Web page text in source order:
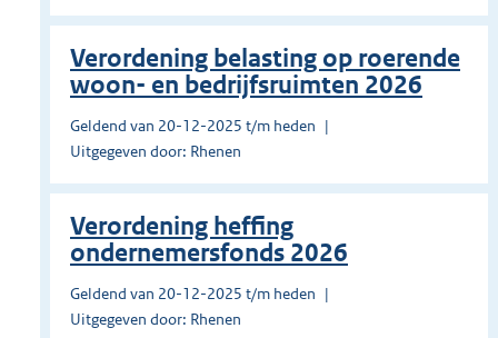
Verordening belasting op roerende
woon- en bedrijfsruimten 2026
Geldend van 20-12-2025 t/m heden
Uitgegeven door: Rhenen
Verordening heffing
ondernemersfonds 2026
Geldend van 20-12-2025 t/m heden
Uitgegeven door: Rhenen